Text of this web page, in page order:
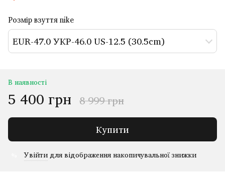
Розмір взуття nike
EUR-47.0 УКР-46.0 US-12.5 (30.5cm)
В наявності
5 400 грн 8 999 грн
Купити
Увійтидля відображення накопичувальної знижки